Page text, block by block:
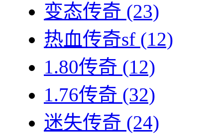
变态传奇 (23)
热血传奇sf (12)
1.80传奇 (12)
1.76传奇 (32)
迷失传奇 (24)